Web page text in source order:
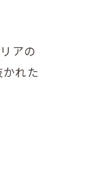
アの
れた